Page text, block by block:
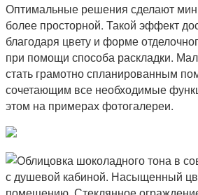
Оптимальные решения сделают
более просторной. Такой эффект
благодаря цвету и форме
при помощи способа раскладки.
стать грамотно спланированным
сочетающим все необходимые
этом на примерах фотогалереи.